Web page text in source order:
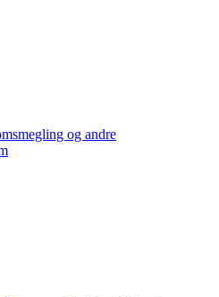
og andre